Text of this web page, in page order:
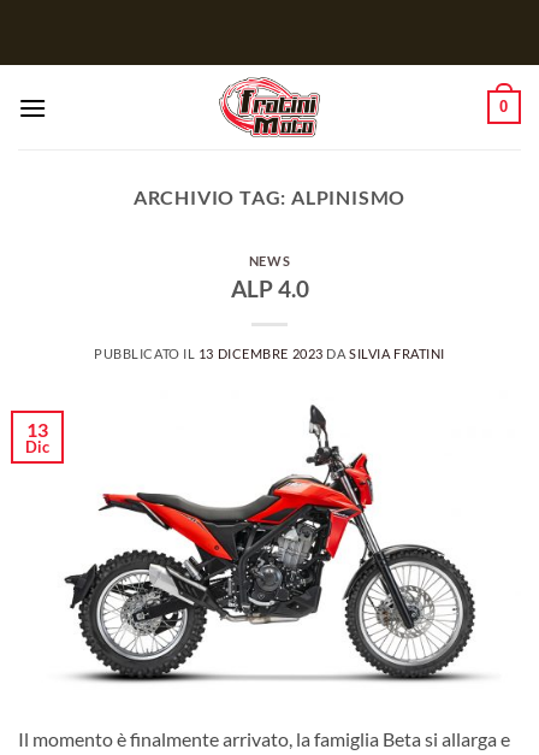
0
ARCHIVIO TAG: ALPINISMO
NEWS
ALP 4.0
PUBBLICATO IL 13 DICEMBRE 2023 DASILVIA FRATINI
13
Dic
Il momento è finalmente arrivato, la famiglia Beta si allarga e